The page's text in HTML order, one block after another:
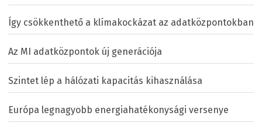
Így csökkenthető a klímakockázat az adatközpontokban
Az MI adatközpontok új generációja
Szintet lép a hálózati kapacitás kihasználása
Európa legnagyobb energiahatékonysági versenye